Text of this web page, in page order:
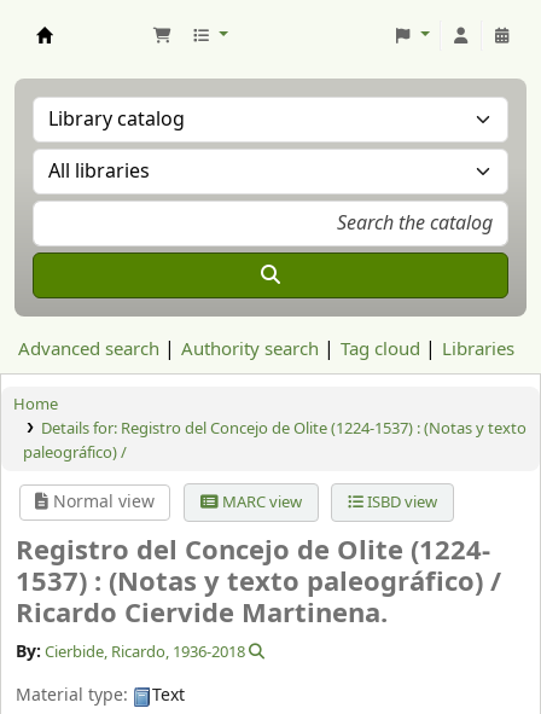
Advanced search Authority search Tag cloud Libraries
Home
Details for: Registro del Concejo de Olite (1224-1537) :(Notas y texto
paleográfico) /
Normal view MARC view ISBD view
Registro del Concejo de Olite (1224-
1537) : (Notas y texto paleográfico) /
Ricardo Ciervide Martinena.
By: Cierbide, Ricardo, 1936-2018
Material type:
Text